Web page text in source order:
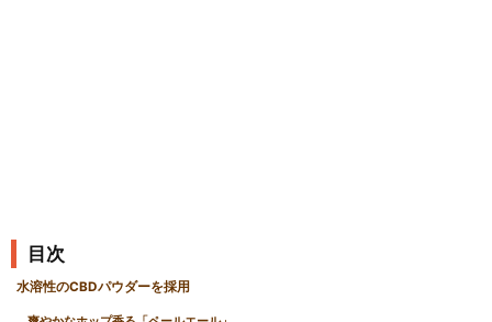
目次
水溶性のCBDパウダーを採用